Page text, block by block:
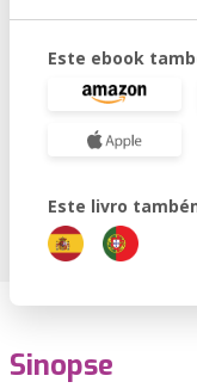
Este ebook
Este livro
Sinopse